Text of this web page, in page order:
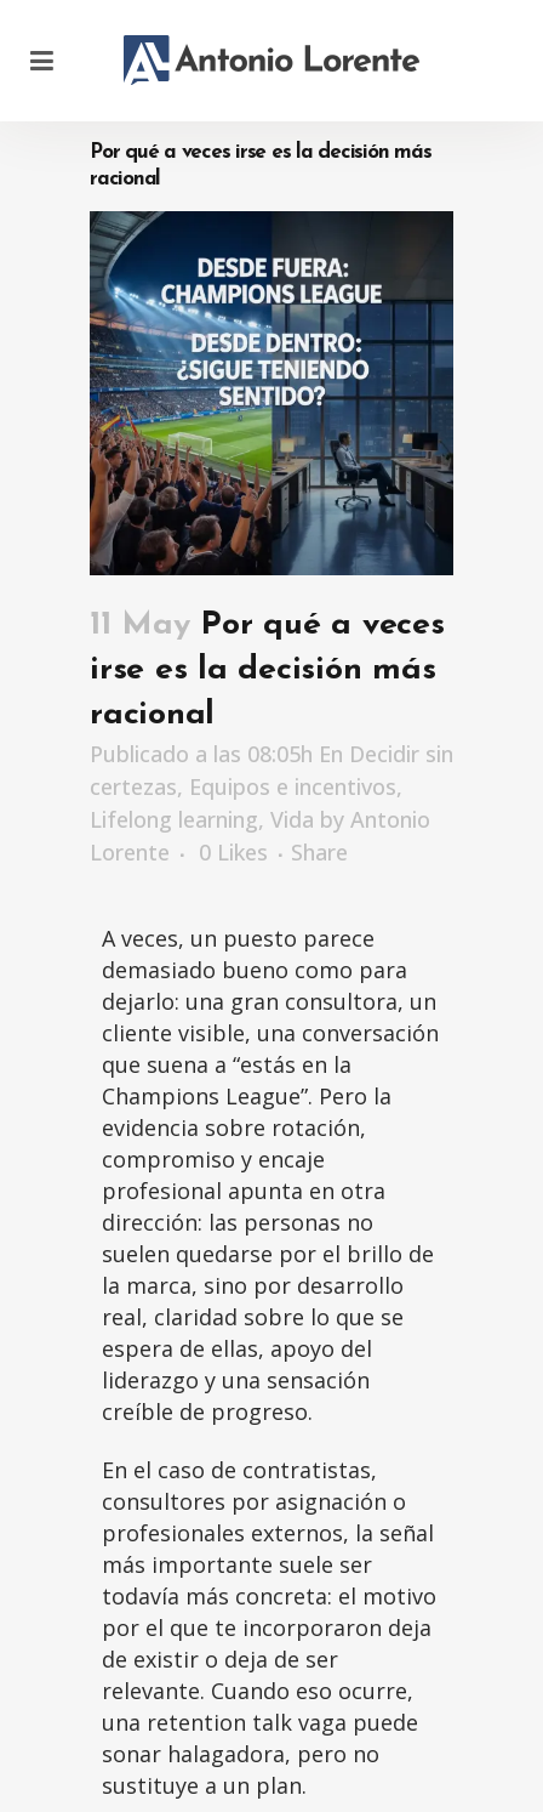
Por qué a veces irse es la decisión más
racional
11 MayPor qué a veces
irse es la decisión más
racional
Publicado a las 08:05h En Decidir sin
certezas, Equipos e incentivos,
Lifelong learning, Vida by Antonio
Lorente
0 Likes Share
A veces, un puesto parece
demasiado bueno como para
dejarlo: una gran consultora, un
cliente visible, una conversación
que suena a “estás en la
Champions League”. Pero la
evidencia sobre rotación,
compromiso y encaje
profesional apunta en otra
dirección: las personas no
suelen quedarse por el brillo de
la marca, sino por desarrollo
real, claridad sobre lo que se
espera de ellas, apoyo del
liderazgo y una sensación
creíble de progreso.
En el caso de contratistas,
consultores por asignación o
profesionales externos, la señal
más importante suele ser
todavía más concreta: el motivo
por el que te incorporaron deja
de existir o deja de ser
relevante. Cuando eso ocurre,
una retention talk vaga puede
sonar halagadora, pero no
sustituye a un plan.